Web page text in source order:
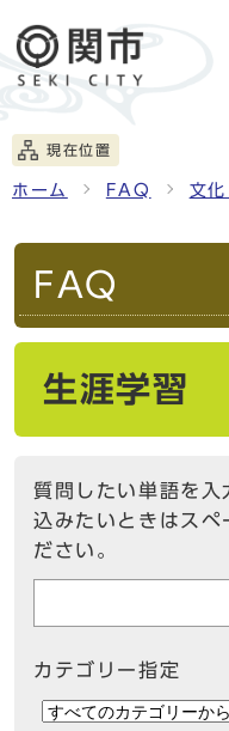
現在位置
ホーム FAQ 文
FAQ
生涯学習
質問したい単語を入
込みたいときはスペ
ださい。
カテゴリー指定